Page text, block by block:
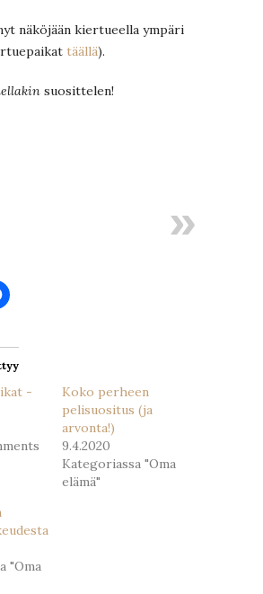
näköjään kiertueella ympäri
täällä).
suosittelen!
Jaa
Facebookissa(Avautuu
-
Koko perheen
pelisuositus (ja
arvonta!)
9.4.2020
Kategoriassa "Oma
elämä"
"Oma